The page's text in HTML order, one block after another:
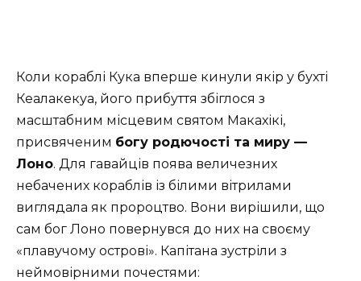
Коли кораблі Кука вперше кинули якір у бухті
Кеалакекуа, його прибуття збіглося з
масштабним місцевим святом Макахікі,
присвяченим богу родючості та миру —
Лоно. Для гавайців поява величезних
небачених кораблів із білими вітрилами
виглядала як пророцтво. Вони вирішили, що
сам бог Лоно повернувся до них на своєму
«плавучому острові». Капітана зустріли з
неймовірними почестями: